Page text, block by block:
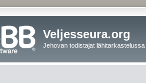
Veljesseura.org
Jehovan todistajat lähitarkastelussa